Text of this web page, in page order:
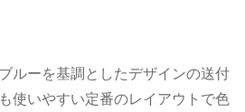
ルーを基調としたデザインの送付
使いやすい定番のレイアウトで色